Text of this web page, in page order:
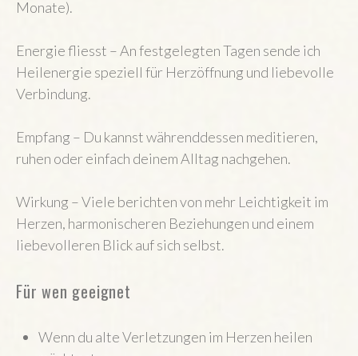
Monate).
Energie fliesst – An festgelegten Tagen sende ich
Heilenergie speziell für Herzöffnung und liebevolle
Verbindung.
Empfang – Du kannst währenddessen meditieren,
ruhen oder einfach deinem Alltag nachgehen.
Wirkung – Viele berichten von mehr Leichtigkeit im
Herzen, harmonischeren Beziehungen und einem
liebevolleren Blick auf sich selbst.
Für wen geeignet
Wenn du alte Verletzungen im Herzen heilen